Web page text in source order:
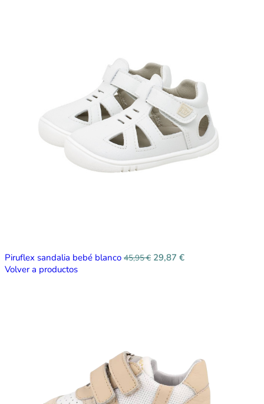
Piruflex sandalia bebé blanco 45,95€ 29,87 €
Volver a productos